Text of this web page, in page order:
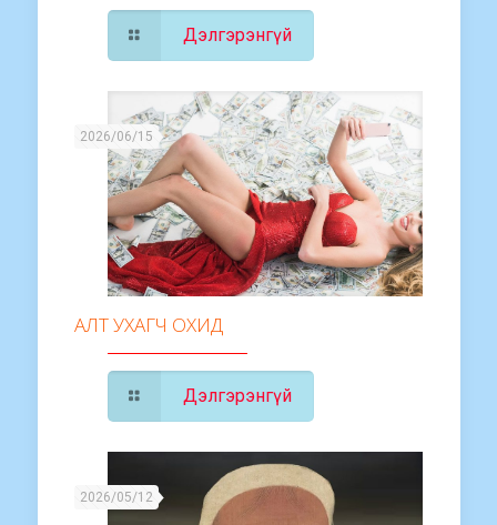
Дэлгэрэнгүй
2026/06/15
АЛТ УХАГЧ ОХИД
Дэлгэрэнгүй
2026/05/12